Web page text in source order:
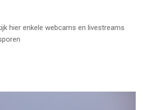
hier enkele webcams en livestreams